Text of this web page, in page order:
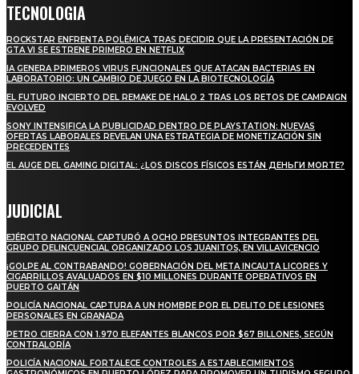
TECNOLOGIA
ROCKSTAR ENFRENTA POLÉMICA TRAS DECIDIR QUE LA PRESENTACIÓN DE
GTA VI SE ESTRENE PRIMERO EN NETFLIX
IA GENERA PRIMEROS VIRUS FUNCIONALES QUE ATACAN BACTERIAS EN
LABORATORIO: UN CAMBIO DE JUEGO EN LA BIOTECNOLOGÍA
EL FUTURO INCIERTO DEL REMAKE DE HALO 2 TRAS LOS RETOS DE CAMPAIGN
EVOLVED
SONY INTENSIFICA LA PUBLICIDAD DENTRO DE PLAYSTATION: NUEVAS
OFERTAS LABORALES REVELAN UNA ESTRATEGIA DE MONETIZACIÓN SIN
PRECEDENTES
EL AUGE DEL GAMING DIGITAL: ¿LOS DISCOS FÍSICOS ESTÁN ДЕНЬГИ MORTE?
JUDICIAL
EJÉRCITO NACIONAL CAPTURÓ A OCHO PRESUNTOS INTEGRANTES DEL
GRUPO DELINCUENCIAL ORGANIZADO LOS JUANITOS, EN VILLAVICENCIO
¡GOLPE AL CONTRABANDO! GOBERNACIÓN DEL META INCAUTA LICORES Y
CIGARRILLOS AVALUADOS EN $10 MILLONES DURANTE OPERATIVOS EN
PUERTO GAITÁN
POLICÍA NACIONAL CAPTURA A UN HOMBRE POR EL DELITO DE LESIONES
PERSONALES EN GRANADA
PETRO CIERRA CON 1.970 ELEFANTES BLANCOS POR $67 BILLONES, SEGÚN
CONTRALORÍA
POLICÍA NACIONAL FORTALECE CONTROLES A ESTABLECIMIENTOS